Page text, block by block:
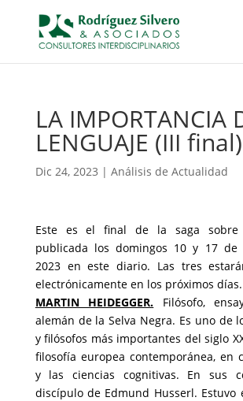
LA IMPORTANCIA
LENGUAJE (III final)
Dic 24, 2023 | Análisis de Actualidad
Este es el final de la saga sobre
publicada los domingos 10 y 17 de
2023 en este diario. Las tres
electrónicamente en los próximos días.
MARTIN HEIDEGGER. Filósofo,
alemán de la Selva Negra. Es uno de
y filósofos más importantes del siglo
filosofía europea contemporánea, en
y las ciencias cognitivas. En sus
discípulo de Edmund Husserl. Estuvo